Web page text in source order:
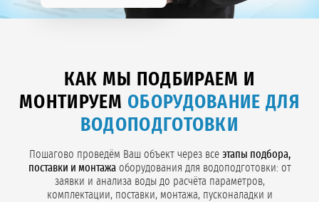
КАК МЫ ПОДБИРАЕМ И
МОНТИРУЕМ ОБОРУДОВАНИЕ ДЛЯ
ВОДОПОДГОТОВКИ
Пошагово проведём Ваш объект через все этапы подбора,
поставки и монтажаоборудования для водоподготовки: от
заявки и анализа воды до расчёта параметров,
комплектации, поставки, монтажа, пусконаладки и